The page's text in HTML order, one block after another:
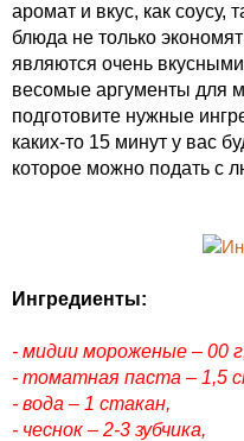
аромат и вкус, как соусу,
блюда не только
являются очень
весомые аргументы для
подготовите нужные
каких-то 15 минут у вас
которое можно подать с
Ингредиенты:
- мидии мороженые – 00
- томатная паста – 1,5
- вода – 1 стакан,
- чеснок – 2-3 зубчика,